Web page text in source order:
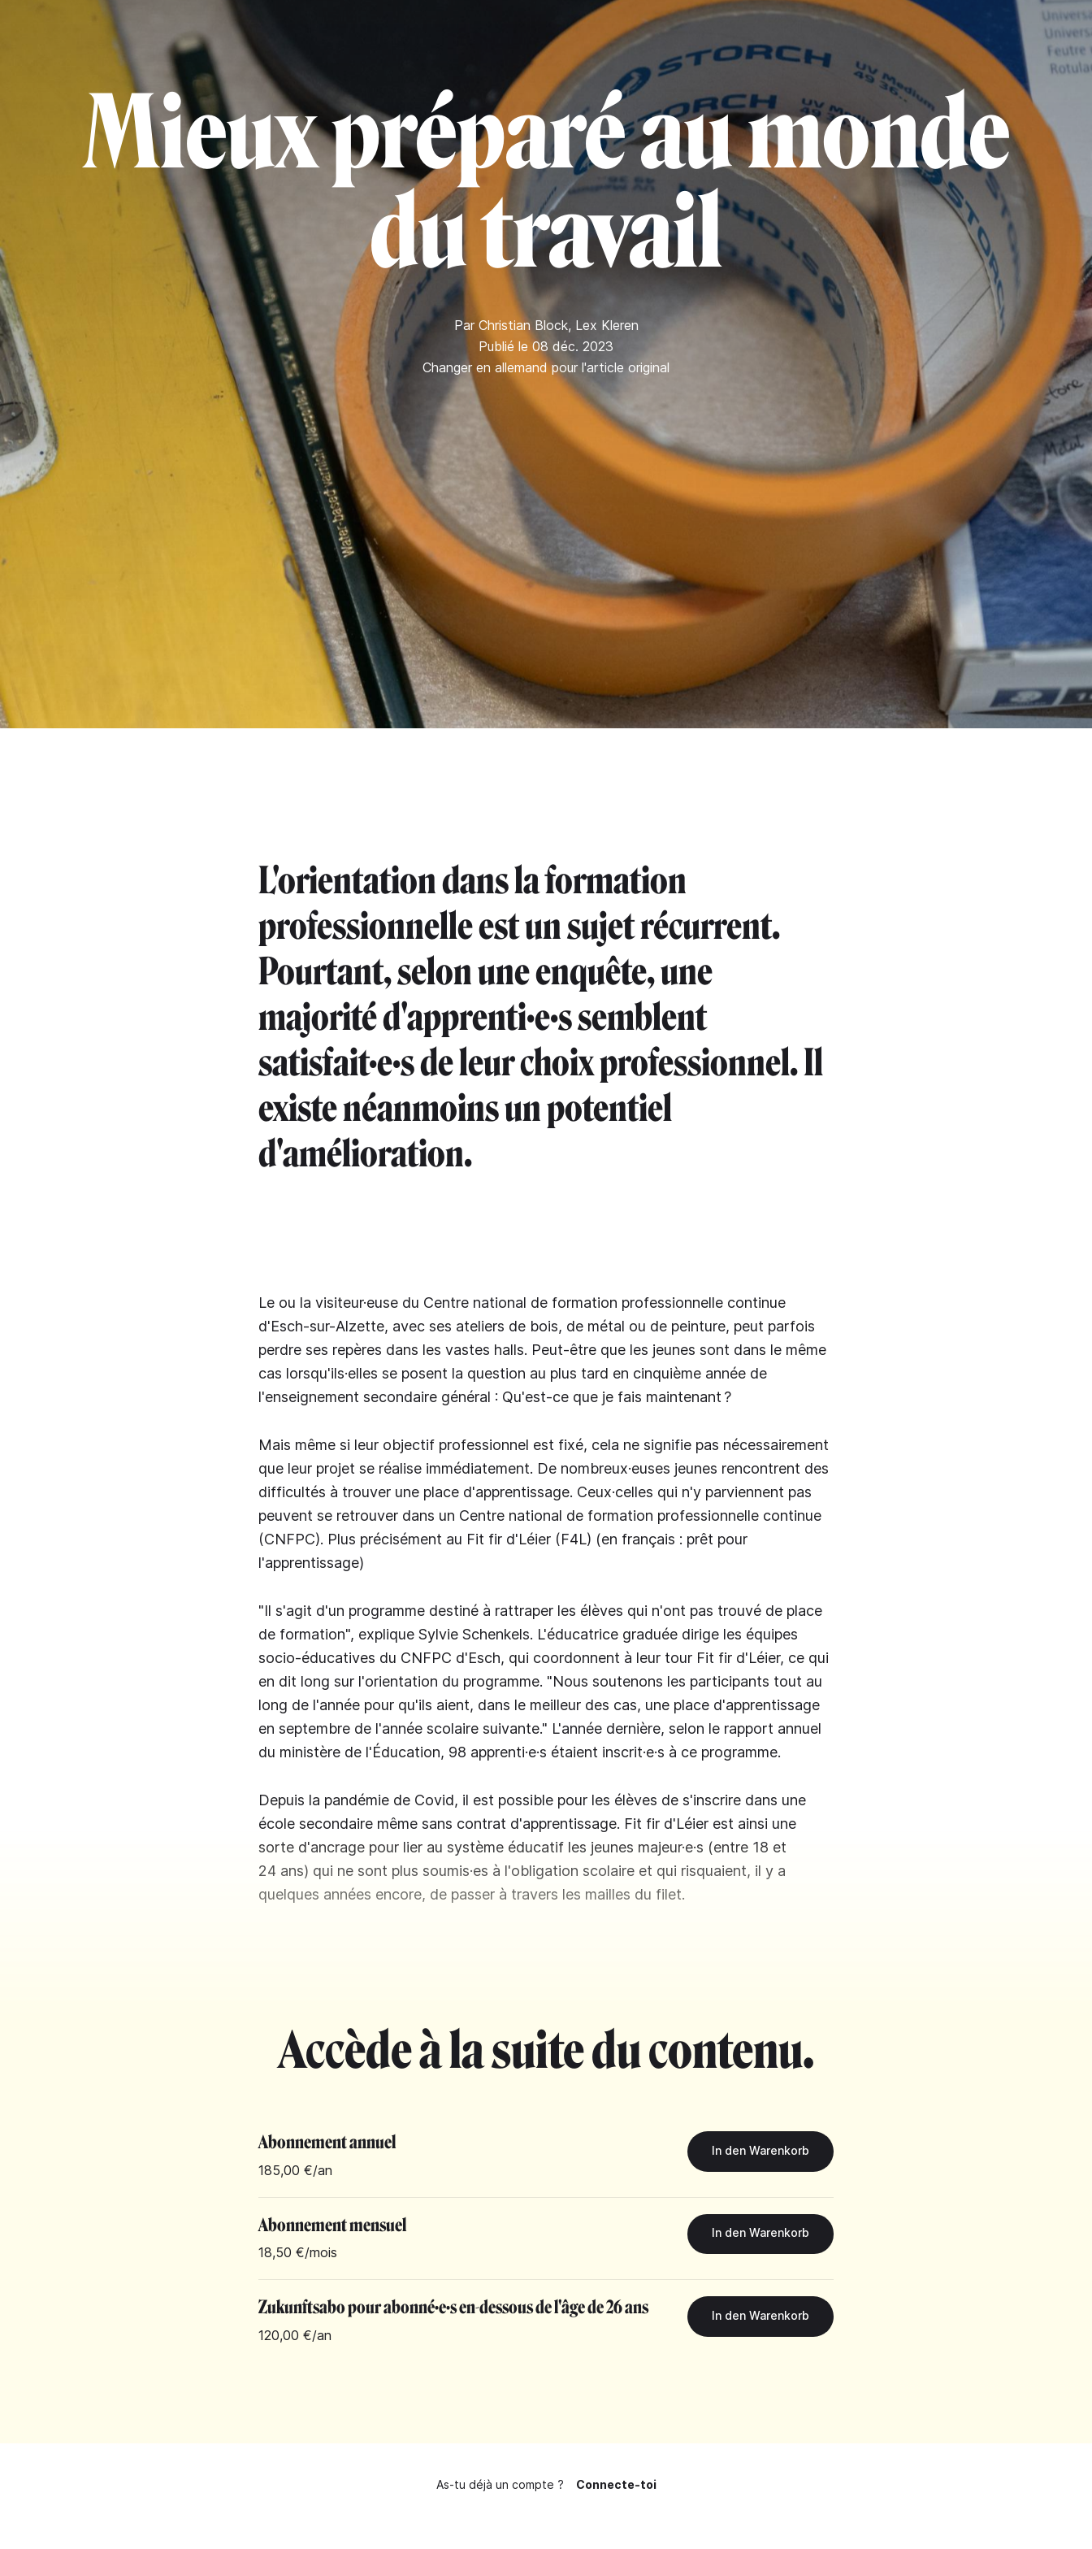
Mieux préparé au monde
du travail
Par Christian Block, Lex Kleren
Publié le 08 déc. 2023
Changer en allemand pour l'article original
L'orientation dans la formation
professionnelle est un sujet récurrent.
Pourtant, selon une enquête, une
majorité d'apprenti·e·s semblent
satisfait·e·s de leur choix professionnel. Il
existe néanmoins un potentiel
d'amélioration.
Le ou la visiteur·euse du Centre national de formation professionnelle continue
d'Esch-sur-Alzette, avec ses ateliers de bois, de métal ou de peinture, peut parfois
perdre ses repères dans les vastes halls. Peut-être que les jeunes sont dans le même
cas lorsqu'ils·elles se posent la question au plus tard en cinquième année de
l'enseignement secondaire général : Qu'est-ce que je fais maintenant ?
Mais même si leur objectif professionnel est fixé, cela ne signifie pas nécessairement
que leur projet se réalise immédiatement. De nombreux·euses jeunes rencontrent des
difficultés à trouver une place d'apprentissage. Ceux·celles qui n'y parviennent pas
peuvent se retrouver dans un Centre national de formation professionnelle continue
(CNFPC). Plus précisément au Fit fir d'Léier (F4L) (en français : prêt pour
l'apprentissage)
"Il s'agit d'un programme destiné à rattraper les élèves qui n'ont pas trouvé de place
de formation", explique Sylvie Schenkels. L'éducatrice graduée dirige les équipes
socio-éducatives du CNFPC d'Esch, qui coordonnent à leur tour Fit fir d'Léier, ce qui
en dit long sur l'orientation du programme. "Nous soutenons les participants tout au
long de l'année pour qu'ils aient, dans le meilleur des cas, une place d'apprentissage
en septembre de l'année scolaire suivante." L'année dernière, selon le rapport annuel
du ministère de l'Éducation, 98 apprenti·e·s étaient inscrit·e·s à ce programme.
Depuis la pandémie de Covid, il est possible pour les élèves de s'inscrire dans une
école secondaire même sans contrat d'apprentissage. Fit fir d'Léier est ainsi une
sorte d'ancrage pour lier au système éducatif les jeunes majeur·e·s (entre 18 et
24 ans) qui ne sont plus soumis·es à l'obligation scolaire et qui risquaient, il y a
quelques années encore, de passer à travers les mailles du filet.
Accède à la suite du contenu.
Abonnement annuel
185,00 €/an
Abonnement mensuel
18,50 €/mois
Zukunftsabo pour abonné·e·s en-dessous de l'âge de 26 ans
120,00 €/an
As-tu déjà un compte ? Connecte-toi